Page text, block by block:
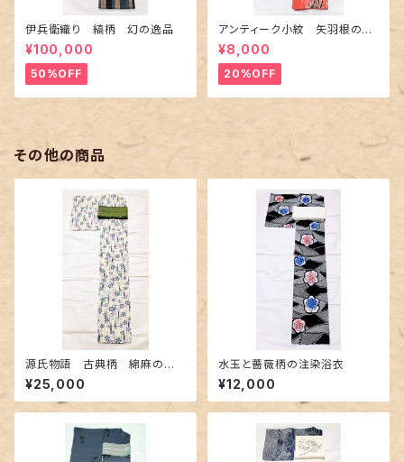
伊兵衛織り 縞柄 幻の逸品
¥100,000
50%OFF
アンティーク小紋 矢羽根の地
紋に短冊柄 裄６６cm
¥8,000
20%OFF
その他の商品
源氏物語 古典柄 綿麻の浴
衣 紅型調
¥25,000
水玉と薔薇柄の注染浴衣
¥12,000